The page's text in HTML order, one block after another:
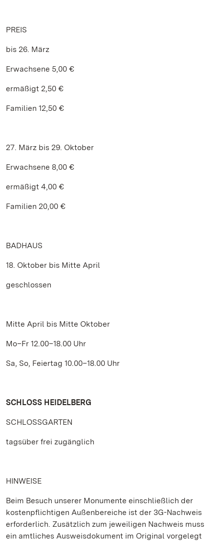
PREIS
bis 26. März
Erwachsene 5,00 €
ermäßigt 2,50 €
Familien 12,50 €
27. März bis 29. Oktober
Erwachsene 8,00 €
ermäßigt 4,00 €
Familien 20,00 €
BADHAUS
18. Oktober bis Mitte April
geschlossen
Mitte April bis Mitte Oktober
Mo–Fr 12.00–18.00 Uhr
Sa, So, Feiertag 10.00–18.00 Uhr
SCHLOSS HEIDELBERG
SCHLOSSGARTEN
tagsüber frei zugänglich
HINWEISE
Beim Besuch unserer Monumente einschließlich der
kostenpflichtigen Außenbereiche ist der 3G-Nachweis
erforderlich. Zusätzlich zum jeweiligen Nachweis muss
ein amtliches Ausweisdokument im Original vorgelegt